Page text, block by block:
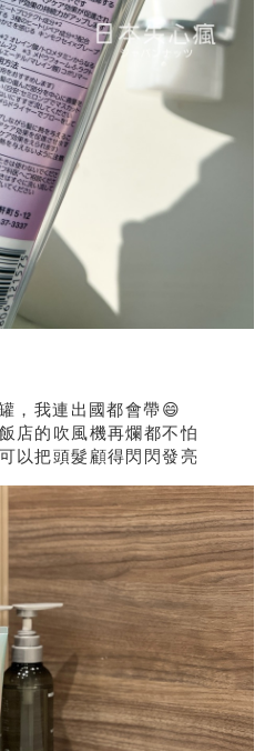
，我連出國都會帶😄
店的吹風機再爛都不怕
以把頭髮顧得閃閃發亮